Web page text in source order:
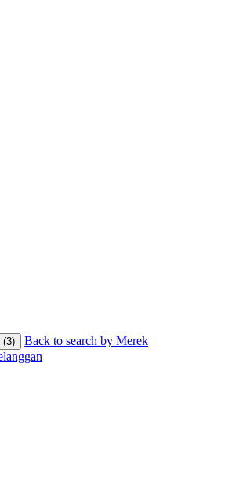
(3)
Back to search by Merek